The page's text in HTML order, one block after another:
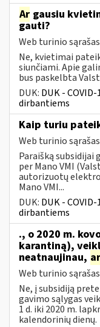
Ar gausiu
gauti?
Web turinio sąrašas
Ne, kvietimai
siunčiami. Apie
bus paskelbta
DUK: DUK -
dirbantiems
Kaip turiu
Web turinio sąrašas
Paraišką
per Mano VMI
autorizuotų
Mano VMI...
DUK: DUK -
dirbantiems
., o 2020 m.
karantiną),
neatnaujinau, ar
Web turinio sąrašas
Ne, į subsidiją
gavimo sąlygas
1 d. iki 2020 m.
kalendorinių dienų.